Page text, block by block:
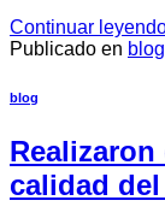
Continuar
Publicado en blog
blog
calidad